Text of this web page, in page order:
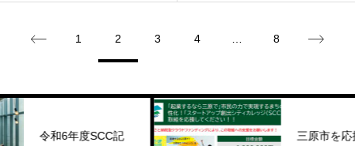
1 2 3 4 8
令和6年度SCC記
三原市を応援